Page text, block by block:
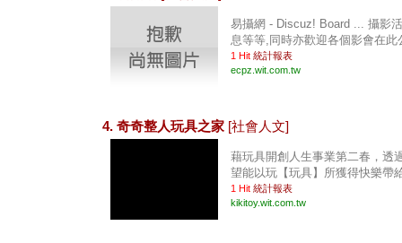
易攝網 - Discuz! Board ... 攝影
息等等,同時亦歡迎各個影會在此
1 Hit 統計報表
ecpz.wit.com.tw
4. 奇奇整人玩具之家 [社會人文]
藉玩具開創人生事業第二春，透
望能以玩【玩具】所獲得快樂帶
1 Hit 統計報表
kikitoy.wit.com.tw